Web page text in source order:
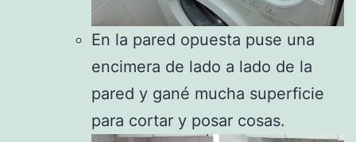
En la pared opuesta puse una
encimera de lado a lado de la
pared y gané mucha superficie
para cortar y posar cosas.